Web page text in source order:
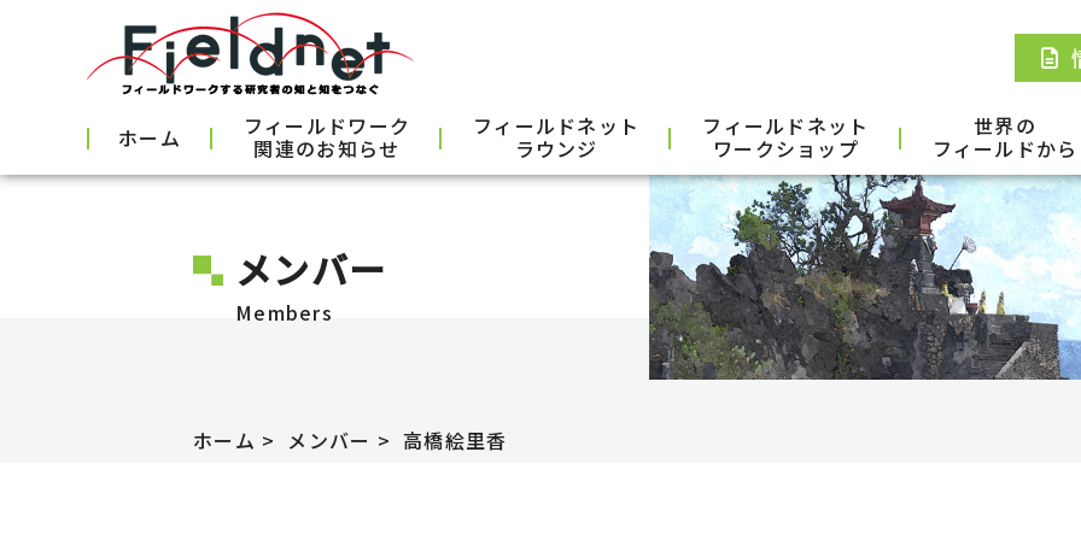
ホーム フィールドワーク
関連のお知らせ
フィールドネット
ラウンジ
フィールドネット
ワークショップ
世界の
フィールドから
メンバー
Members
ホーム メンバー 高橋絵里香